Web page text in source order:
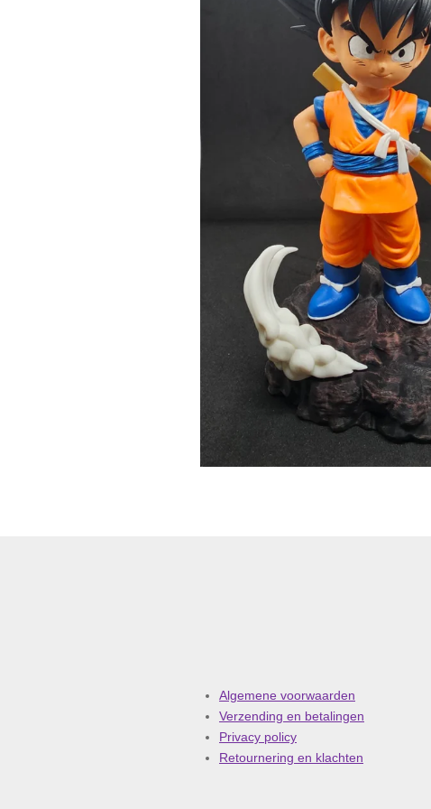
Algemene voorwaarden
Verzending en betalingen
Privacy policy
Retournering en klachten